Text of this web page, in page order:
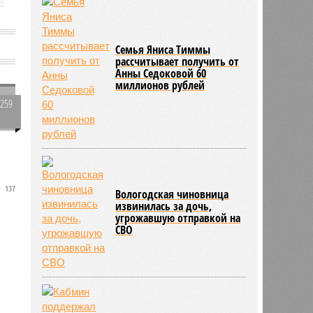
137
Семья Яниса Тиммы
рассчитывает получить от
Анны Седоковой 60
миллионов рублей
Вологодская чиновница
извинилась за дочь,
угрожавшую отправкой на
СВО